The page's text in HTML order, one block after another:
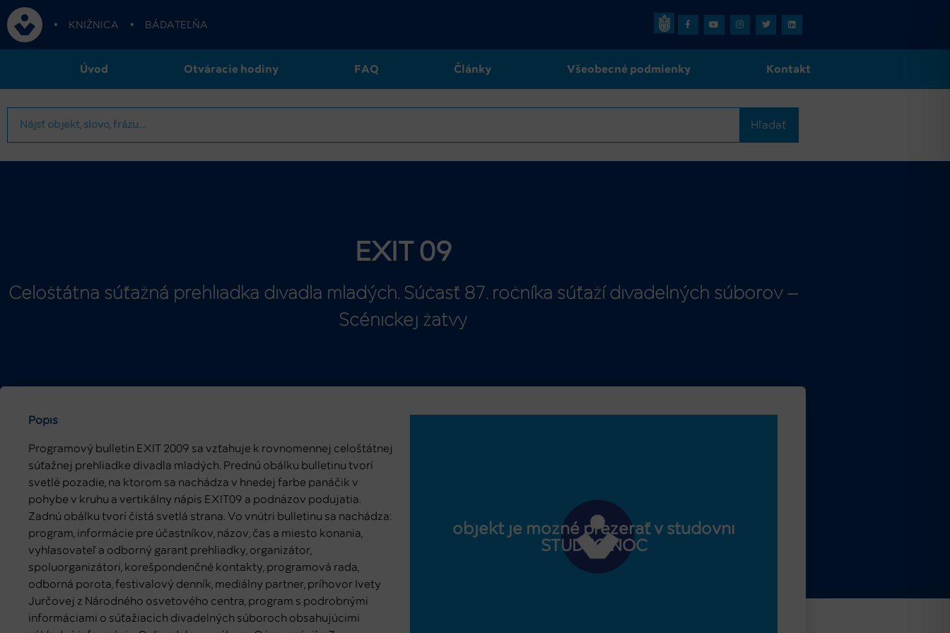
• KNIŽNICA • BÁDATEĽŇA
Úvod Otváracie hodiny FAQ Články Všeobecné podmienky Kontakt
Hľadať
EXIT 09
Celoštátna súťažná prehliadka divadla mladých. Súčasť 87. ročníka súťaží divadelných súborov –
Scénickej žatvy
Popis
Programový bulletin EXIT 2009 sa vzťahuje k rovnomennej celoštátnej
súťažnej prehliadke divadla mladých. Prednú obálku bulletinu tvorí
svetlé pozadie, na ktorom sa nachádza v hnedej farbe panáčik v
pohybe v kruhu a vertikálny nápis EXIT09 a podnázov podujatia.
Zadnú obálku tvorí čistá svetlá strana. Vo vnútri bulletinu sa nachádza:
program, informácie pre účastníkov, názov, čas a miesto konania,
vyhlasovateľ a odborný garant prehliadky, organizátor,
spoluorganizátori, korešpondenčné kontakty, programová rada,
odborná porota, festivalový denník, mediálny partner, príhovor Ivety
Jurčovej z Národného osvetového centra, program s podrobnými
informáciami o súťažiacich divadelných súboroch obsahujúcimi
objekt je možné prezerať v študovni
STUDEO.NOC